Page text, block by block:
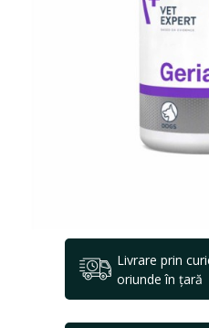
Livrare prin
oriunde în țară